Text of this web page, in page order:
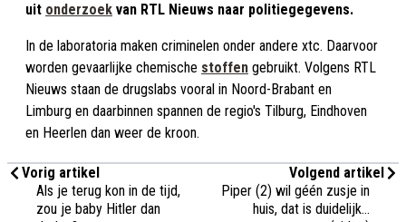
uit onderzoek van RTL Nieuws naar politiegegevens.
In de laboratoria maken criminelen onder andere xtc. Daarvoor
worden gevaarlijke chemische stoffen gebruikt. Volgens RTL
Nieuws staan de drugslabs vooral in Noord-Brabant en
Limburg en daarbinnen spannen de regio's Tilburg, Eindhoven
en Heerlen dan weer de kroon.
Vorig artikel
Als je terug kon in de tijd,
zou je baby Hitler dan
Volgend artikel
Piper (2) wil géén zusje in
huis, dat is duidelijk...